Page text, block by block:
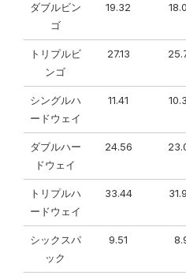
ダブルビン
ゴ
19.32
トリプルビ
ンゴ
27.13
シングルハ
ードウェイ
11.41
ダブルハー
ドウェイ
24.56
トリプルハ
ードウェイ
33.44
シックスパ
ック
9.51